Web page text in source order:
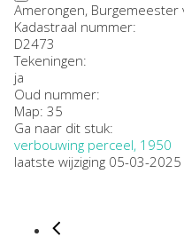
Amerongen, Burgemeester
Kadastraal nummer:
D2473
Tekeningen:
ja
Oud nummer:
Map: 35
Ga naar dit stuk:
verbouwing perceel, 1950
laatste wijziging 05-03-2025